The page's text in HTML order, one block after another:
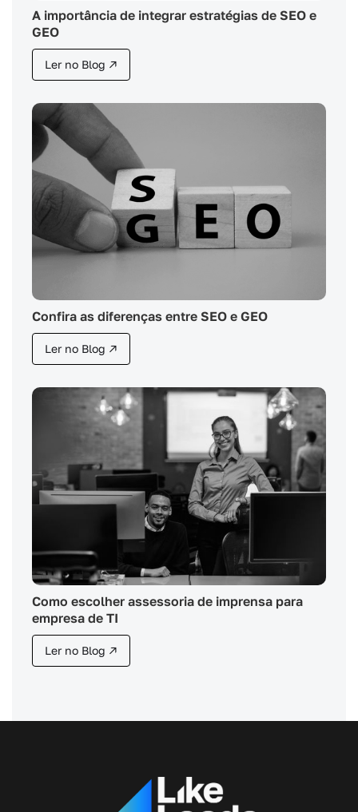
A importância de integrar estratégias de SEO e
GEO
Ler no Blog ↗
Confira as diferenças entre SEO e GEO
Ler no Blog ↗
Como escolher assessoria de imprensa para
empresa de TI
Ler no Blog ↗